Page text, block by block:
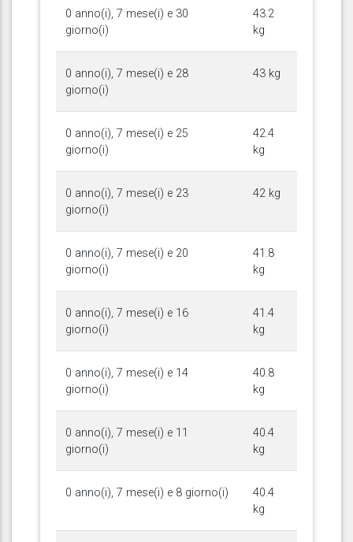
0 anno(i), 7 mese(i) e 30
giorno(i)
43.2
kg
0 anno(i), 7 mese(i) e 28
giorno(i)
43 kg
0 anno(i), 7 mese(i) e 25
giorno(i)
42.4
kg
0 anno(i), 7 mese(i) e 23
giorno(i)
42 kg
0 anno(i), 7 mese(i) e 20
giorno(i)
41.8
kg
0 anno(i), 7 mese(i) e 16
giorno(i)
41.4
kg
0 anno(i), 7 mese(i) e 14
giorno(i)
40.8
kg
0 anno(i), 7 mese(i) e 11
giorno(i)
40.4
kg
0 anno(i), 7 mese(i) e 8 giorno(i)
40.4
kg